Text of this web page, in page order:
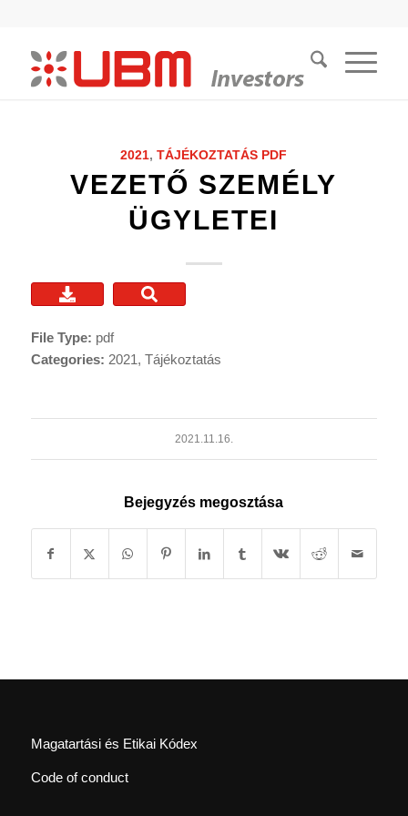
2021,TÁJÉKOZTATÁS PDF
VEZETŐ SZEMÉLY
ÜGYLETEI
File Type: pdf
Categories: 2021, Tájékoztatás
2021.11.16.
Bejegyzés megosztása
Magatartási és Etikai Kódex
Code of conduct